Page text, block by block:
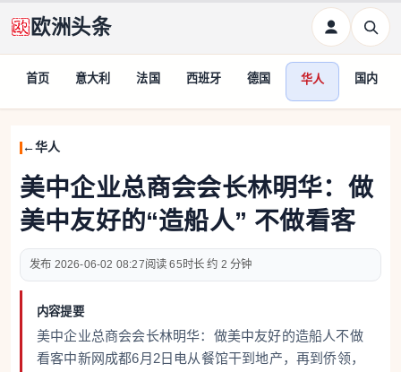
欧洲头条
首页 意大利 法国 西班牙 德国 华人 国内
华人
美中企业总商会会长林明华：做
美中友好的“造船人” 不做看客
2026-06-02 08:27 65 约 2 分钟
内容提要
美中企业总商会会长林明华：做美中友好的造船人不做
看客中新网成都6月2日电从餐馆干到地产，再到侨领，